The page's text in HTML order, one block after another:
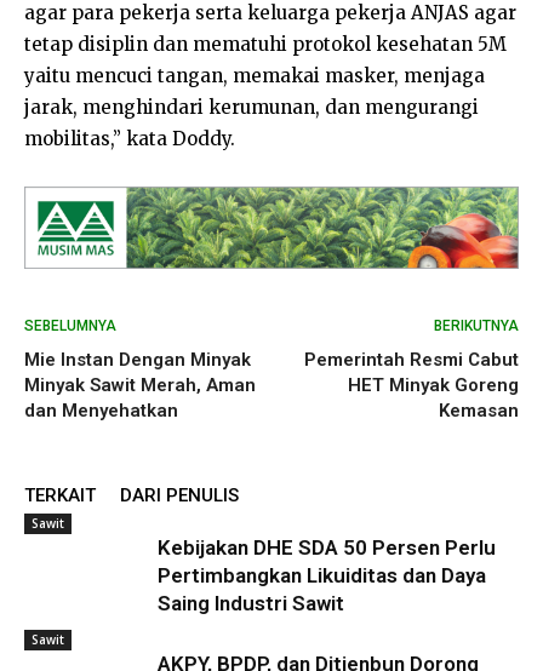
agar para pekerja serta keluarga pekerja ANJAS agar
tetap disiplin dan mematuhi protokol kesehatan 5M
yaitu mencuci tangan, memakai masker, menjaga
jarak, menghindari kerumunan, dan mengurangi
mobilitas,” kata Doddy.
SEBELUMNYA
Mie Instan Dengan Minyak
Minyak Sawit Merah, Aman
dan Menyehatkan
BERIKUTNYA
Pemerintah Resmi Cabut
HET Minyak Goreng
Kemasan
TERKAIT DARI PENULIS
Sawit
Kebijakan DHE SDA 50 Persen Perlu
Pertimbangkan Likuiditas dan Daya
Saing Industri Sawit
Sawit
AKPY, BPDP, dan Ditjenbun Dorong